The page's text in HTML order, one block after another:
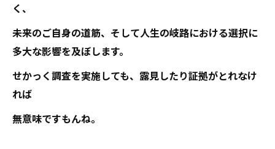
く、
未来のご自身の道筋、そして人生の岐路における選択に
多大な影響を及ぼします。
せかっく調査を実施しても、露見したり証拠がとれなけ
れば
無意味ですもんね。